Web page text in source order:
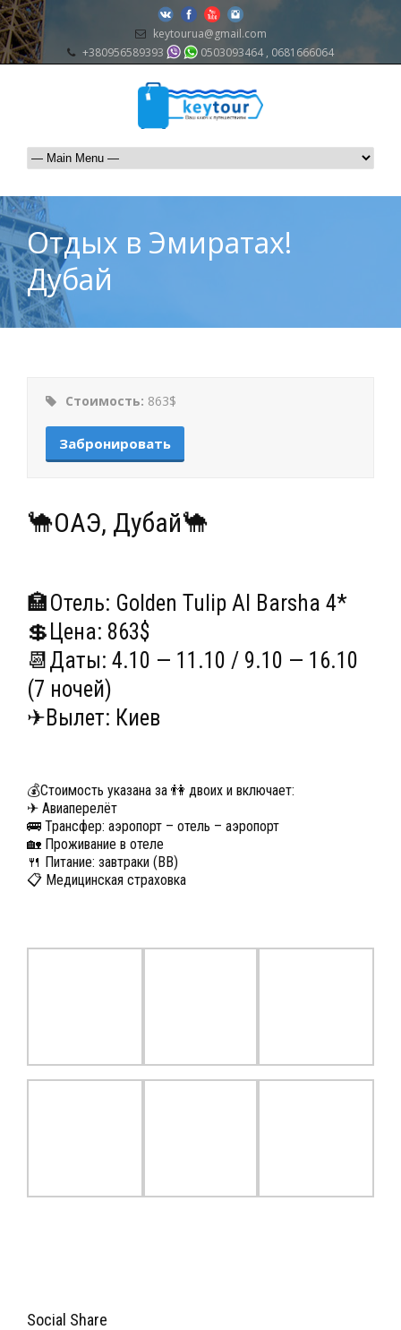
keytourua@gmail.com
+380956589393
0503093464 , 0681666064
Отдых в Эмиратах!
Дубай
Стоимость: 863$
Забронировать
🐪ОАЭ, Дубай🐪
🏣Отель: Golden Tulip Al Barsha 4*
💲Цена: 863$
📆Даты: 4.10 — 11.10 / 9.10 — 16.10
(7 ночей)
✈Вылет: Киев
💰Стоимость указана за 👫 двоих и включает:
✈ Авиаперелёт
🚌 Трансфер: аэропорт – отель – аэропорт
🏡 Проживание в отеле
🍴 Питание: завтраки (ВВ)
📋 Медицинская страховка
Social Share